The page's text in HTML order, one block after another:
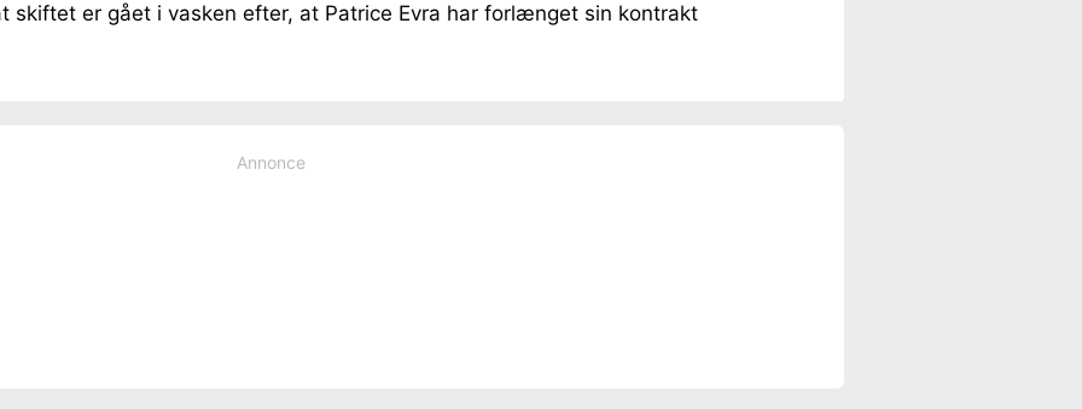
skiftet er gået i vasken efter, at Patrice Evra har forlænget sin kontrakt
Annonce